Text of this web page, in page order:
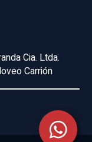
Cia. Ltda.
Carrión